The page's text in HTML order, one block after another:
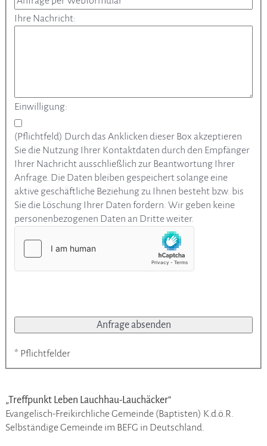
Ihre Nachricht:
Einwilligung:
(Pflichtfeld) Durch das Anklicken dieser Box akzeptieren
Sie die Nutzung Ihrer Kontaktdaten durch den Empfänger
Ihrer Nachricht ausschließlich zur Beantwortung Ihrer
Anfrage. Die Daten bleiben gespeichert solange eine
aktive geschäftliche Beziehung zu Ihnen besteht bzw. bis
Sie die Löschung Ihrer Daten fordern. Wir geben keine
personenbezogenen Daten an Dritte weiter.
* Pflichtfelder
„Treffpunkt Leben Lauchhau-Lauchäcker“
Evangelisch-Freikirchliche Gemeinde (Baptisten) K.d.ö.R.
Selbständige Gemeinde im BEFG in Deutschland.